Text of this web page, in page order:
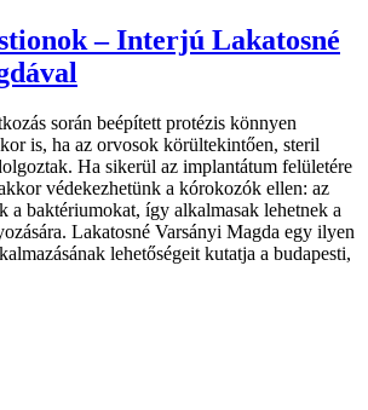
– Interjú Lakatosné
során beépített protézis könnyen
is, ha az orvosok körültekintően, steril
Ha sikerül az implantátum felületére
védekezhetünk a kórokozók ellen:­ az
a baktériumokat, így alkalmasak lehetnek a
Lakatosné Varsányi Magda egy ilyen
lehetőségeit kutatja a budapesti,